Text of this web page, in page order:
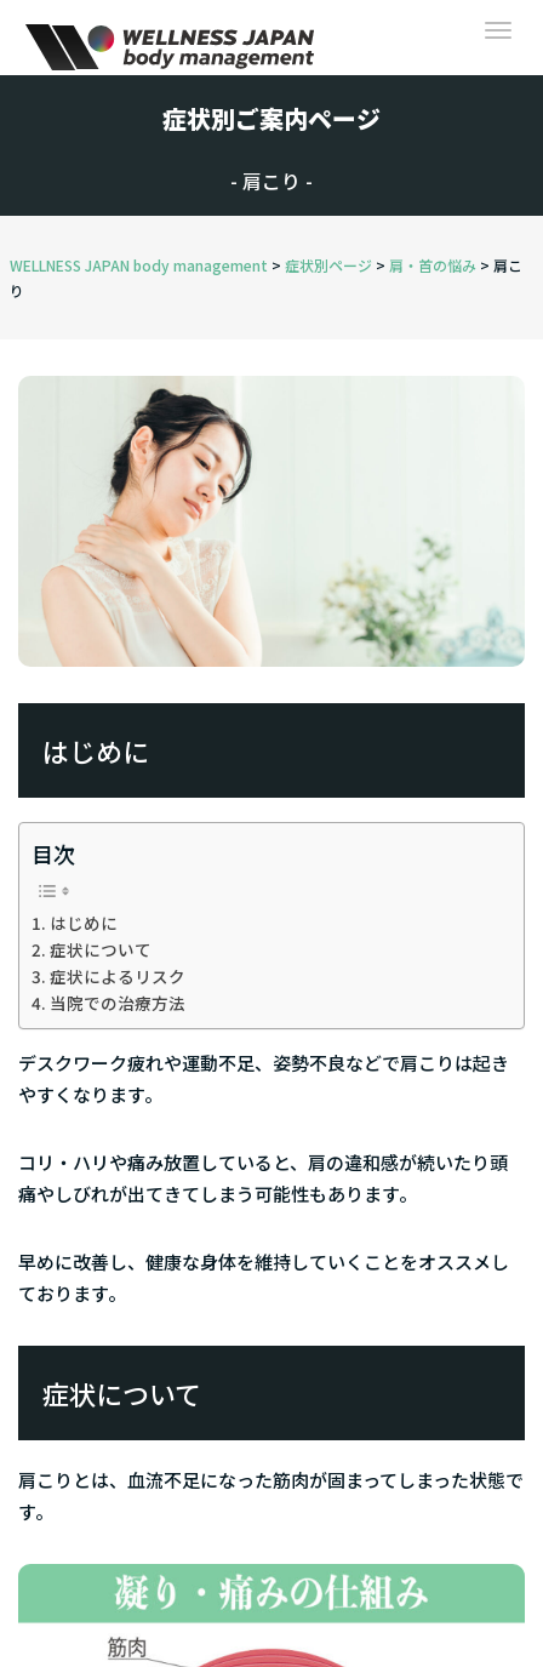
症状別ご案内ページ
- 肩こり -
WELLNESS JAPAN body management > 症状別ページ > 肩・首の悩み > 肩こ
り
はじめに
目次
はじめに
症状について
症状によるリスク
当院での治療方法
デスクワーク疲れや運動不足、姿勢不良などで肩こりは起き
やすくなります。
コリ・ハリや痛み放置していると、肩の違和感が続いたり頭
痛やしびれが出てきてしまう可能性もあります。
早めに改善し、健康な身体を維持していくことをオススメし
ております。
症状について
肩こりとは、血流不足になった筋肉が固まってしまった状態で
す。